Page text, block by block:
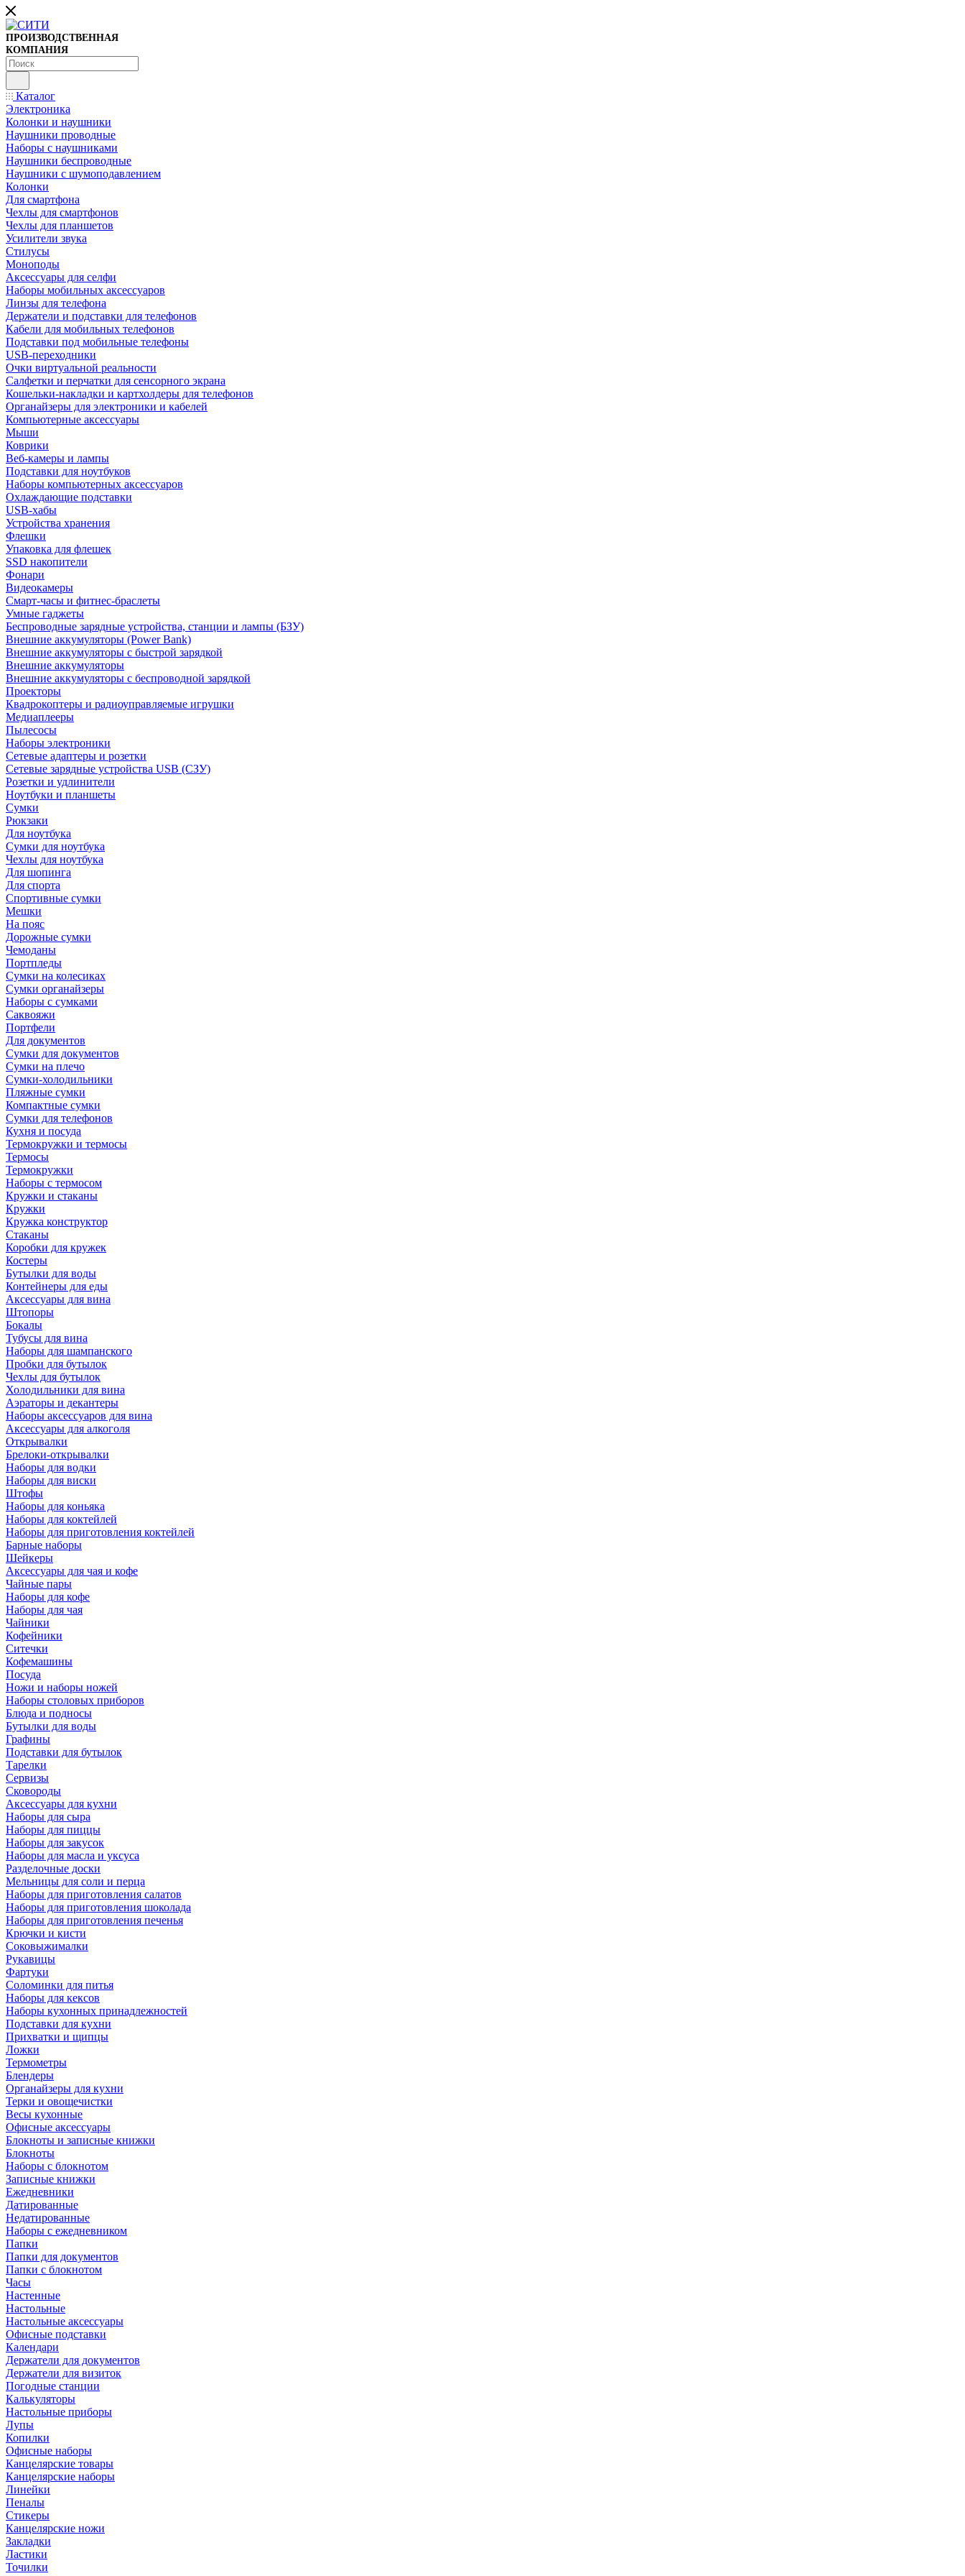
ПРОИЗВОДСТВЕННАЯ
КОМПАНИЯ
Каталог
Электроника
Колонки и наушники
Наушники проводные
Наборы с наушниками
Наушники беспроводные
Наушники с шумоподавлением
Колонки
Для смартфона
Чехлы для смартфонов
Чехлы для планшетов
Усилители звука
Стилусы
Моноподы
Аксессуары для селфи
Наборы мобильных аксессуаров
Линзы для телефона
Держатели и подставки для телефонов
Кабели для мобильных телефонов
Подставки под мобильные телефоны
USB-переходники
Очки виртуальной реальности
Салфетки и перчатки для сенсорного экрана
Кошельки-накладки и картхолдеры для телефонов
Органайзеры для электроники и кабелей
Компьютерные аксессуары
Мыши
Коврики
Веб-камеры и лампы
Подставки для ноутбуков
Наборы компьютерных аксессуаров
Охлаждающие подставки
USB-хабы
Устройства хранения
Флешки
Упаковка для флешек
SSD накопители
Фонари
Видеокамеры
Смарт-часы и фитнес-браслеты
Умные гаджеты
Беспроводные зарядные устройства, станции и лампы (БЗУ)
Внешние аккумуляторы (Power Bank)
Внешние аккумуляторы с быстрой зарядкой
Внешние аккумуляторы
Внешние аккумуляторы с беспроводной зарядкой
Проекторы
Квадрокоптеры и радиоуправляемые игрушки
Медиаплееры
Пылесосы
Наборы электроники
Сетевые адаптеры и розетки
Сетевые зарядные устройства USB (СЗУ)
Розетки и удлинители
Ноутбуки и планшеты
Сумки
Рюкзаки
Для ноутбука
Сумки для ноутбука
Чехлы для ноутбука
Для шопинга
Для спорта
Спортивные сумки
Мешки
На пояс
Дорожные сумки
Чемоданы
Портпледы
Сумки на колесиках
Сумки органайзеры
Наборы с сумками
Саквояжи
Портфели
Для документов
Сумки для документов
Сумки на плечо
Сумки-холодильники
Пляжные сумки
Компактные сумки
Сумки для телефонов
Кухня и посуда
Термокружки и термосы
Термосы
Термокружки
Наборы с термосом
Кружки и стаканы
Кружки
Кружка конструктор
Стаканы
Коробки для кружек
Костеры
Бутылки для воды
Контейнеры для еды
Аксессуары для вина
Штопоры
Бокалы
Тубусы для вина
Наборы для шампанского
Пробки для бутылок
Чехлы для бутылок
Холодильники для вина
Аэраторы и декантеры
Наборы аксессуаров для вина
Аксессуары для алкоголя
Открывалки
Брелоки-открывалки
Наборы для водки
Наборы для виски
Штофы
Наборы для коньяка
Наборы для коктейлей
Наборы для приготовления коктейлей
Барные наборы
Шейкеры
Аксессуары для чая и кофе
Чайные пары
Наборы для кофе
Наборы для чая
Чайники
Кофейники
Ситечки
Кофемашины
Посуда
Ножи и наборы ножей
Наборы столовых приборов
Блюда и подносы
Бутылки для воды
Графины
Подставки для бутылок
Тарелки
Сервизы
Сковороды
Аксессуары для кухни
Наборы для сыра
Наборы для пиццы
Наборы для закусок
Наборы для масла и уксуса
Разделочные доски
Мельницы для соли и перца
Наборы для приготовления салатов
Наборы для приготовления шоколада
Наборы для приготовления печенья
Крючки и кисти
Соковыжималки
Рукавицы
Фартуки
Соломинки для питья
Наборы для кексов
Наборы кухонных принадлежностей
Подставки для кухни
Прихватки и щипцы
Ложки
Термометры
Блендеры
Органайзеры для кухни
Терки и овощечистки
Весы кухонные
Офисные аксессуары
Блокноты и записные книжки
Блокноты
Наборы с блокнотом
Записные книжки
Ежедневники
Датированные
Недатированные
Наборы с ежедневником
Папки
Папки для документов
Папки с блокнотом
Часы
Настенные
Настольные
Настольные аксессуары
Офисные подставки
Календари
Держатели для документов
Держатели для визиток
Погодные станции
Калькуляторы
Настольные приборы
Лупы
Копилки
Офисные наборы
Канцелярские товары
Канцелярские наборы
Линейки
Пеналы
Стикеры
Канцелярские ножи
Закладки
Ластики
Точилки